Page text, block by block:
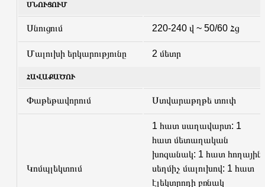
ՍՆՈՒՑՈՒՄ
Սնուցում 220-240 վ ~ 50/60 Հց
Մալուխի երկարությունը 2 մետր
ՀԱՎԱՔԱԾՈՒ
Փաթեթավորում Ստվարաթղթե տուփ
Կոմպլեկտում
1 հատ սաղավարտ: 1
հատ մետաղական
խոզանակ: 1 հատ հողային
սեղմիչ մալուխով: 1 հատ
էլեկտրոդի բռնակ